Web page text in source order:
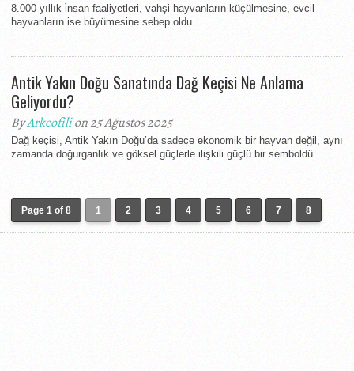
8.000 yıllık i̇nsan faaliyetleri, vahşi hayvanların küçülmesine, evcil
hayvanların ise büyümesine sebep oldu.
Antik Yakın Doğu Sanatında Dağ Keçisi Ne Anlama
Geliyordu?
ByArkeofilion 25 Ağustos 2025
Dağ keçisi, Antik Yakın Doğu’da sadece ekonomik bir hayvan değil, aynı
zamanda doğurganlık ve göksel güçlerle ilişkili güçlü bir semboldü.
Page 1 of 8 1 2 3 4 5 6 7 8